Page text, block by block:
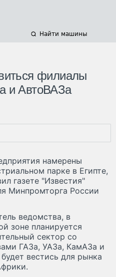
Найти машины
филиалы
и АвтоВАЗа
намерены
парке в Египте,
газете "Известия"
Минпромторга России
ведомства, в
зоне планируется
сектор со
ГАЗа, УАЗа, КамАЗа и
вестись для рынка